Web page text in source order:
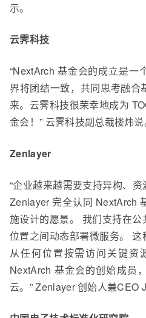
示。
云霁科技
“NextArch 基金会的成立是一
界将团结一致，共同思考融
来。云霁科技很荣幸地成为
金会！” 云霁科技副总裁楼炜说
Zenlayer
“企业越来越需要支持异构、资
Zenlayer 完全认同 NextArch
施设计的愿景。 我们支持在
位置之间动态部署微服务。
从任何位置按需访问关键资
NextArch 基金会的创始成员
云。” Zenlayer 创始人兼CEO